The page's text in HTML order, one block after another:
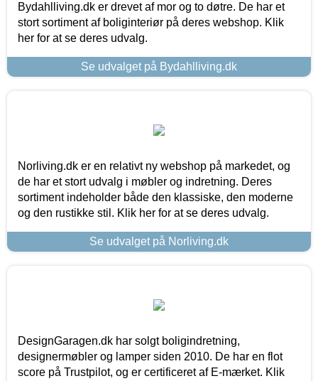
Bydahlliving.dk er drevet af mor og to døtre. De har et
stort sortiment af boliginteriør på deres webshop. Klik
her for at se deres udvalg.
Se udvalget på Bydahlliving.dk
Norliving.dk er en relativt ny webshop på markedet, og
de har et stort udvalg i møbler og indretning. Deres
sortiment indeholder både den klassiske, den moderne
og den rustikke stil. Klik her for at se deres udvalg.
Se udvalget på Norliving.dk
DesignGaragen.dk har solgt boligindretning,
designermøbler og lamper siden 2010. De har en flot
score på Trustpilot, og er certificeret af E-mærket. Klik